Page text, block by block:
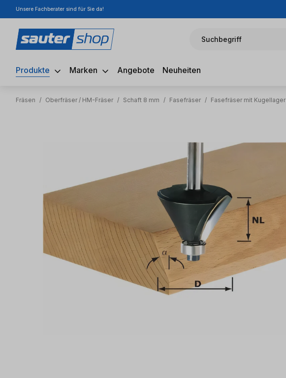
Hauptinhalt springen
Zur Suche springen
Zur Hauptnavigation springen
Unsere Fachberater sind für Sie da!
Suchbegriff
Produkte Marken Angebote Neuheiten
Fräsen / Oberfräser / HM-Fräser / Schaft 8 mm / Fasefräser / Fasefräser mit Kugellager